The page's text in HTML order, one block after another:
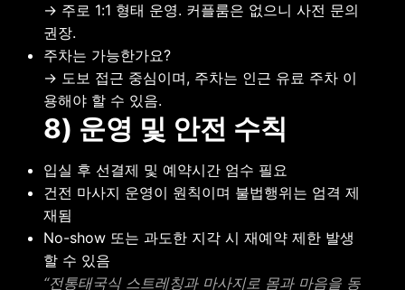
→ 주로 1:1 형태 운영. 커플룸은 없으니 사전 문의
권장.
주차는 가능한가요?
→ 도보 접근 중심이며, 주차는 인근 유료 주차 이
용해야 할 수 있음.
8) 운영 및 안전 수칙
입실 후 선결제 및 예약시간 엄수 필요
건전 마사지 운영이 원칙이며 불법행위는 엄격 제
재됨
No-show 또는 과도한 지각 시 재예약 제한 발생
할 수 있음
“전통태국식 스트레칭과 마사지로 몸과 마음을 동